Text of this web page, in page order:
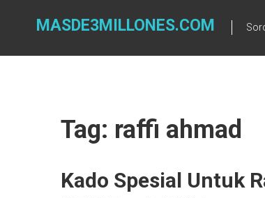
MASDE3MILLONES.COM
Tag: raffi ahmad
Kado Spesial Untuk